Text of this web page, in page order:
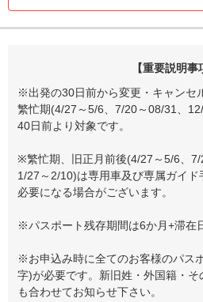
【重要説明事
※出発の30日前から変更・キャンセ
繁忙期(4/27～5/6、7/20～08/31、
40日前より対象です。
※繁忙期、旧正月前後(4/27～5/6、7/
1/27～2/10)は専用車及び専属ガイ
必要になる場合がございます。
※パスポート残存期間は6か月+滞在
※お申込み時に全てのお客様のパス
字)が必要です。新旧姓・外国籍・
も合わせてお知らせ下さい。